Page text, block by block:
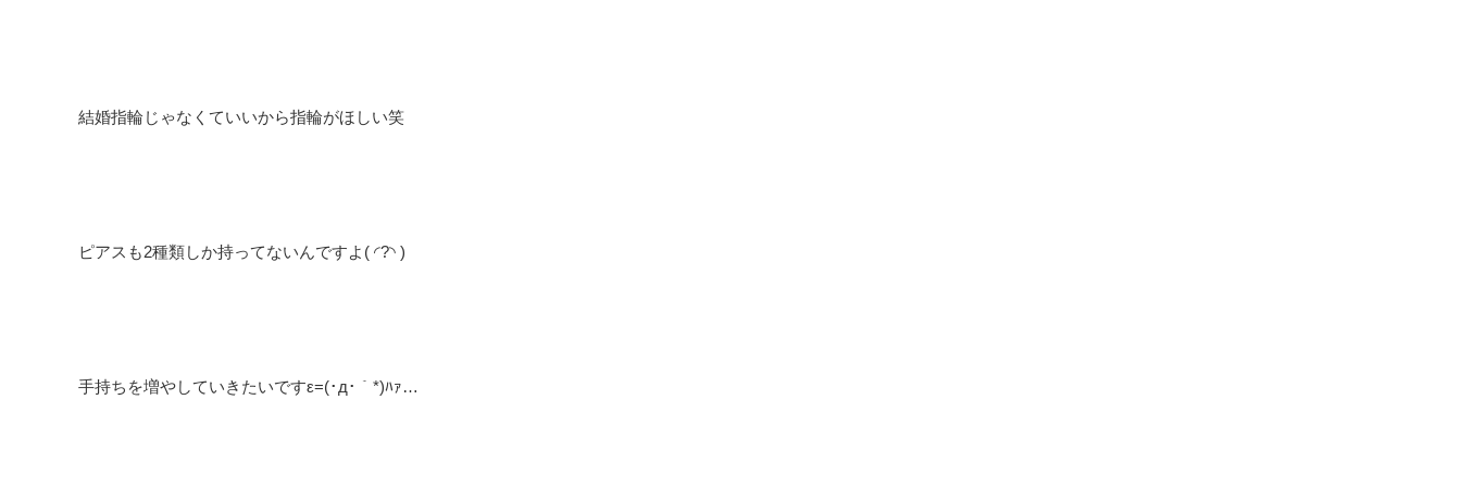
結婚指輪じゃなくていいから指輪がほしい笑
ピアスも2種類しか持ってないんですよ( ◜?◝ )
手持ちを増やしていきたいですε=(･д･｀*)ﾊｧ…